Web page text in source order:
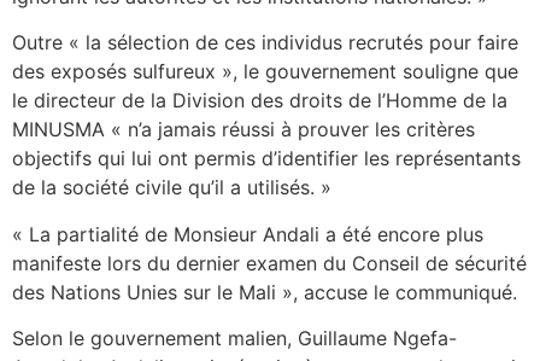
Outre « la sélection de ces individus recrutés pour faire
des exposés sulfureux », le gouvernement souligne que
le directeur de la Division des droits de l’Homme de la
MINUSMA « n’a jamais réussi à prouver les critères
objectifs qui lui ont permis d’identifier les représentants
de la société civile qu’il a utilisés. »
« La partialité de Monsieur Andali a été encore plus
manifeste lors du dernier examen du Conseil de sécurité
des Nations Unies sur le Mali », accuse le communiqué.
Selon le gouvernement malien, Guillaume Ngefa-